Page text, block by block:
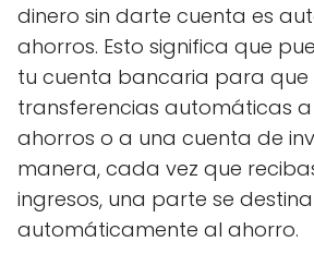
dinero sin darte cuenta es
ahorros. Esto significa que
tu cuenta bancaria para que
transferencias automáticas
ahorros o a una cuenta de
manera, cada vez que
ingresos, una parte se
automáticamente al ahorro.